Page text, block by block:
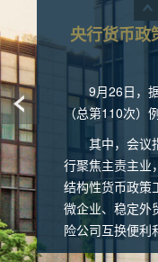
东郊中心：携
财政部：落
两部门：新增
央行货币政策
央行：落实好
东郊中心：跃
央行货币政
9月26日，据
（总第110次）
其中，会议指
行聚焦主责主业
结构性货币政策
微企业、稳定外
险公司互换便利
持续做好支持民